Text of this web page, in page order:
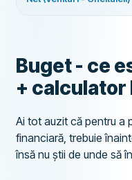
Buget - ce
+
Ai tot auzit că pentru a
financiară, trebuie
însă nu știi de unde să